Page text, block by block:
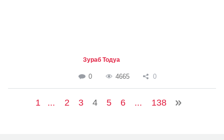
Зураб Тодуа
0 4665 0
1 ... 2 3 4 5 6 ... 138